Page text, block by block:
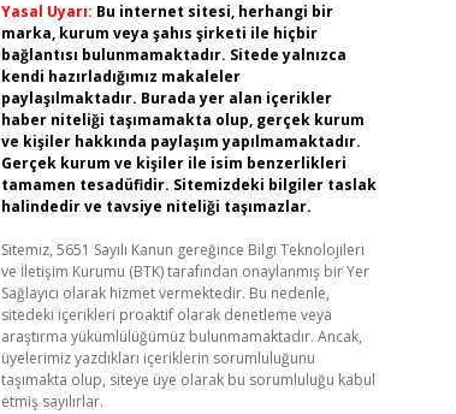
Yasal Uyarı: Bu internet sitesi, herhangi bir
marka, kurum veya şahıs şirketi ile hiçbir
bağlantısı bulunmamaktadır. Sitede yalnızca
kendi hazırladığımız makaleler
paylaşılmaktadır. Burada yer alan içerikler
haber niteliği taşımamakta olup, gerçek kurum
ve kişiler hakkında paylaşım yapılmamaktadır.
Gerçek kurum ve kişiler ile isim benzerlikleri
tamamen tesadüfidir. Sitemizdeki bilgiler taslak
halindedir ve tavsiye niteliği taşımazlar.
Sitemiz, 5651 Sayılı Kanun gereğince Bilgi Teknolojileri
ve İletişim Kurumu (BTK) tarafından onaylanmış bir Yer
Sağlayıcı olarak hizmet vermektedir. Bu nedenle,
sitedeki içerikleri proaktif olarak denetleme veya
araştırma yükümlülüğümüz bulunmamaktadır. Ancak,
üyelerimiz yazdıkları içeriklerin sorumluluğunu
taşımakta olup, siteye üye olarak bu sorumluluğu kabul
etmiş sayılırlar.